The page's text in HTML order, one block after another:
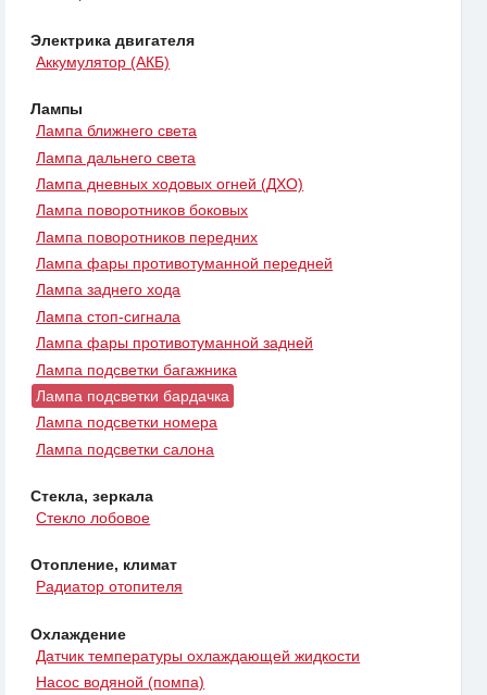
Электрика двигателя
Аккумулятор (АКБ)
Лампы
Лампа ближнего света
Лампа дальнего света
Лампа дневных ходовых огней (ДХО)
Лампа поворотников боковых
Лампа поворотников передних
Лампа фары противотуманной передней
Лампа заднего хода
Лампа стоп-сигнала
Лампа фары противотуманной задней
Лампа подсветки багажника
Лампа подсветки бардачка
Лампа подсветки номера
Лампа подсветки салона
Стекла, зеркала
Стекло лобовое
Отопление, климат
Радиатор отопителя
Охлаждение
Датчик температуры охлаждающей жидкости
Насос водяной (помпа)